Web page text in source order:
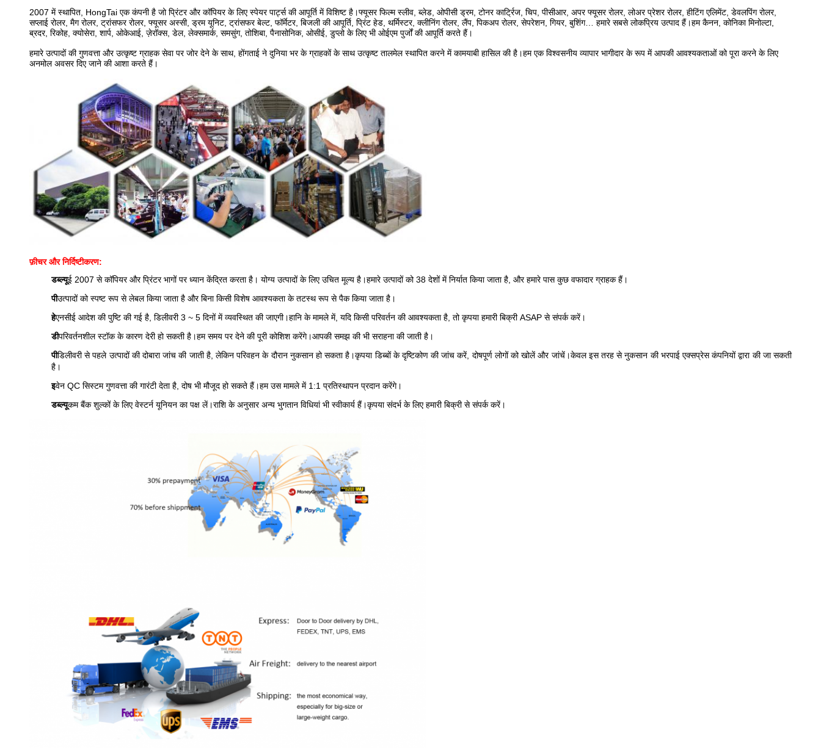
2007 में स्थापित, HongTai एक कंपनी है जो प्रिंटर और कॉपियर के लिए स्पेयर पार्ट्स की आपूर्ति में विशिष्ट है।फ्यूसर फिल्म स्लीव, ब्लेड, ओपीसी ड्रम, टोनर कार्ट्रिज, चिप, पीसीआर, अपर फ्यूसर रोलर, लोअर प्रेशर रोलर, हीटिंग एलिमेंट, डेवलपिंग रोलर,
सप्लाई रोलर, मैग रोलर, ट्रांसफर रोलर, फ्यूसर अस्सी, ड्रम यूनिट, ट्रांसफर बेल्ट, फॉर्मेटर, बिजली की आपूर्ति, प्रिंट हेड, थर्मिस्टर, क्लीनिंग रोलर, लैंप, पिकअप रोलर, सेपरेशन, गियर, बुशिंग… हमारे सबसे लोकप्रिय उत्पाद हैं।हम कैनन, कोनिका मिनोल्टा,
ब्रदर, रिकोह, क्योसेरा, शार्प, ओकेआई, ज़ेरॉक्स, डेल, लेक्समार्क, समसुंग, तोशिबा, पैनासोनिक, ओसीई, डुप्लो के लिए भी ओईएम पुर्जों की आपूर्ति करते हैं।
हमारे उत्पादों की गुणवत्ता और उत्कृष्ट ग्राहक सेवा पर जोर देने के साथ, होंगताई ने दुनिया भर के ग्राहकों के साथ उत्कृष्ट तालमेल स्थापित करने में कामयाबी हासिल की है।हम एक विश्वसनीय व्यापार भागीदार के रूप में आपकी आवश्यकताओं को पूरा करने के लिए
अनमोल अवसर दिए जाने की आशा करते हैं।
फ़ीचर और निर्दिष्टीकरण:
डब्ल्यूई 2007 से कॉपियर और प्रिंटर भागों पर ध्यान केंद्रित करता है। योग्य उत्पादों के लिए उचित मूल्य है।हमारे उत्पादों को 38 देशों में निर्यात किया जाता है, और हमारे पास कुछ वफादार ग्राहक हैं।
पीउत्पादों को स्पष्ट रूप से लेबल किया जाता है और बिना किसी विशेष आवश्यकता के तटस्थ रूप से पैक किया जाता है।
हेएनसीई आदेश की पुष्टि की गई है, डिलीवरी 3 ~ 5 दिनों में व्यवस्थित की जाएगी।हानि के मामले में, यदि किसी परिवर्तन की आवश्यकता है, तो कृपया हमारी बिक्री ASAP से संपर्क करें।
डीपरिवर्तनशील स्टॉक के कारण देरी हो सकती है।हम समय पर देने की पूरी कोशिश करेंगे।आपकी समझ की भी सराहना की जाती है।
पीडिलीवरी से पहले उत्पादों की दोबारा जांच की जाती है, लेकिन परिवहन के दौरान नुकसान हो सकता है।कृपया डिब्बों के दृष्टिकोण की जांच करें, दोषपूर्ण लोगों को खोलें और जांचें।केवल इस तरह से नुकसान की भरपाई एक्सप्रेस कंपनियों द्वारा की जा सकती
है।
इवेन QC सिस्टम गुणवत्ता की गारंटी देता है, दोष भी मौजूद हो सकते हैं।हम उस मामले में 1:1 प्रतिस्थापन प्रदान करेंगे।
डब्ल्यूकम बैंक शुल्कों के लिए वेस्टर्न यूनियन का पक्ष लें।राशि के अनुसार अन्य भुगतान विधियां भी स्वीकार्य हैं।कृपया संदर्भ के लिए हमारी बिक्री से संपर्क करें।